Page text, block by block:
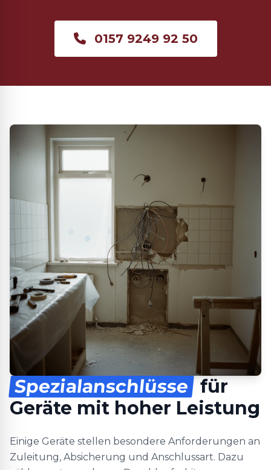
0157 9249 92 50
Spezialanschlüsse für
Geräte mit hoher Leistung
Einige Geräte stellen besondere Anforderungen an
Zuleitung, Absicherung und Anschlussart. Dazu